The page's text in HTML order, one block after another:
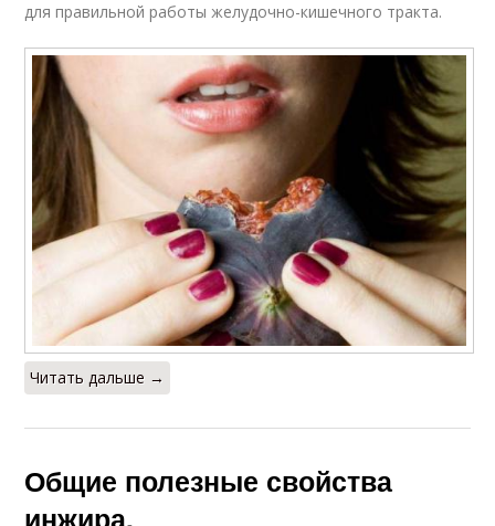
для правильной работы желудочно-кишечного тракта.
Читать дальше →
Общие полезные свойства
инжира.